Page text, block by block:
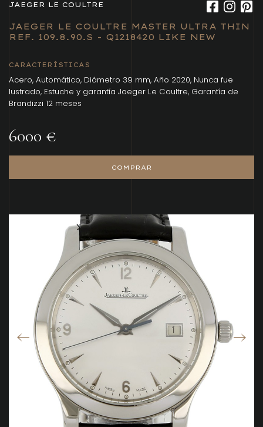
JAEGER LE COULTRE
JAEGER LE COULTRE MASTER ULTRA THIN
REF. 109.8.90.S - Q1218420 LIKE NEW
CARACTERÍSTICAS
Acero, Automático, Diámetro 39 mm, Año 2020, Nunca fue
lustrado, Estuche y garantía Jaeger Le Coultre, Garantía de
Brandizzi 12 meses
6000 €
COMPRAR